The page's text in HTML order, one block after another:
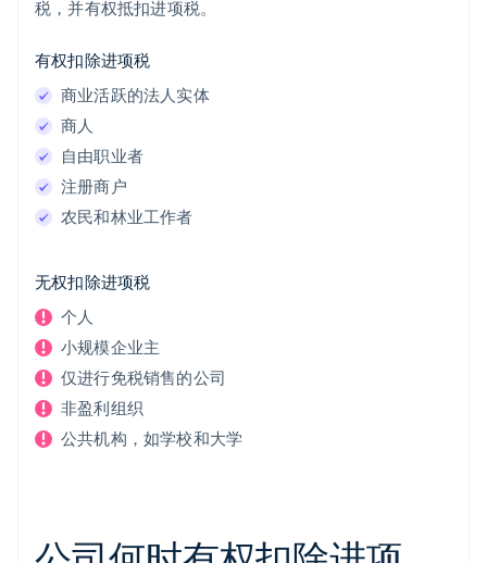
税，并有权抵扣进项税。
有权扣除进项税
商业活跃的法人实体
商人
自由职业者
注册商户
农民和林业工作者
无权扣除进项税
个人
小规模企业主
仅进行免税销售的公司
非盈利组织
公共机构，如学校和大学